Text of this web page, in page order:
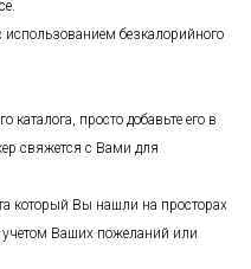
безкалорийного
просто добавьте его в
свяжется с Вами для
который Вы нашли на просторах
Ваших пожеланий или